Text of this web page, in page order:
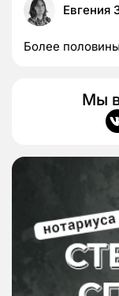
Евгения
Более
Мы